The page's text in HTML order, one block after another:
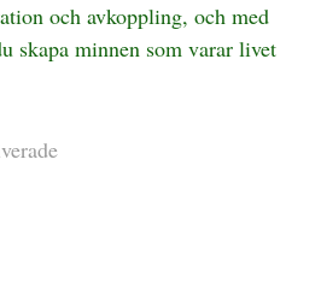
och avkoppling, och med
skapa minnen som varar livet
för